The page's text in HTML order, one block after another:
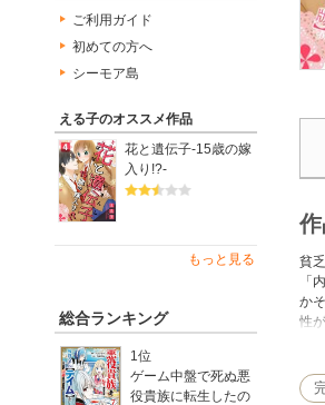
ご利用ガイド
初めての方へ
シーモア島
える子のオススメ作品
花と遺伝子-15歳の嫁
入り!?-
もっと見る
総合ランキング
1位
ゲーム中盤で死ぬ悪
役貴族に転生したの
貧
「
か
性